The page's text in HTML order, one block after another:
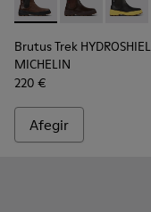
Brutus TrekBrutus Trek
Brutus Trek
MICHELIN
220 €
Afegir